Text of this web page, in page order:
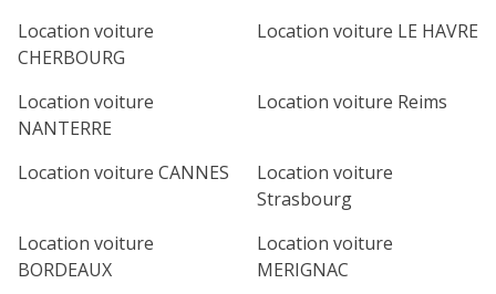
Location voiture
CHERBOURG
Location voiture LE HAVRE
Location voiture
NANTERRE
Location voiture Reims
Location voiture CANNES
Location voiture
Strasbourg
Location voiture
BORDEAUX
Location voiture
MERIGNAC